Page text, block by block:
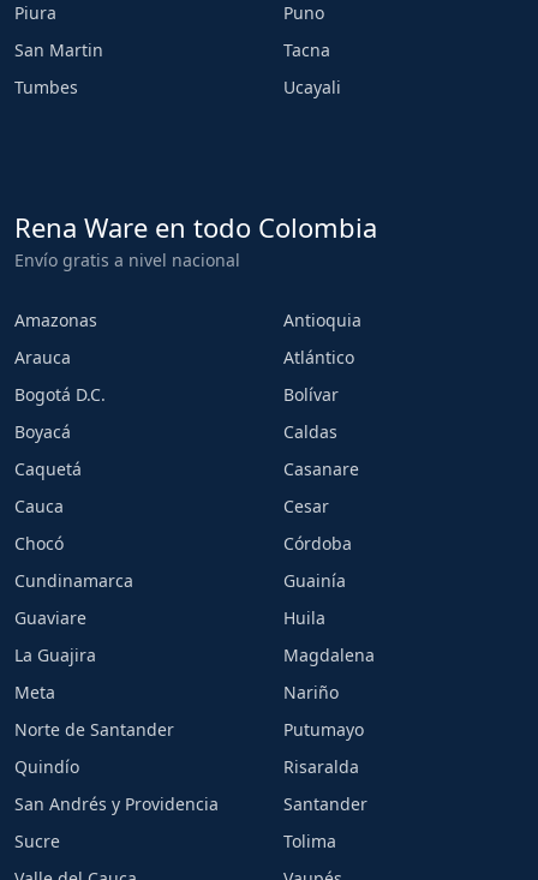
Piura
Puno
San Martin
Tacna
Tumbes
Ucayali
Rena Ware en todo Colombia
Envío gratis a nivel nacional
Amazonas
Antioquia
Arauca
Atlántico
Bogotá D.C.
Bolívar
Boyacá
Caldas
Caquetá
Casanare
Cauca
Cesar
Chocó
Córdoba
Cundinamarca
Guainía
Guaviare
Huila
La Guajira
Magdalena
Meta
Nariño
Norte de Santander
Putumayo
Quindío
Risaralda
San Andrés y Providencia
Santander
Sucre
Tolima